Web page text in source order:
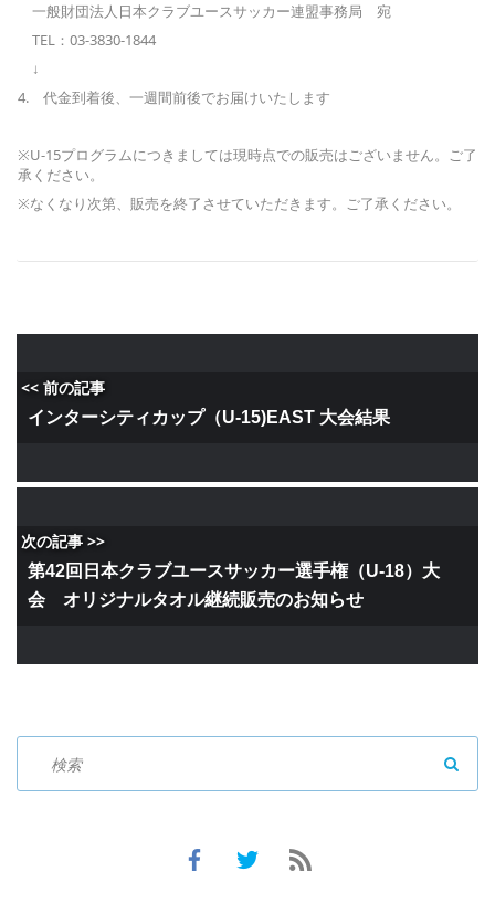
一般財団法人日本クラブユースサッカー連盟事務局 宛
TEL：03-3830-1844
↓
4. 代金到着後、一週間前後でお届けいたします
※U-15プログラムにつきましては現時点での販売はございません。ご了
承ください。
※なくなり次第、販売を終了させていただきます。ご了承ください。
<< 前の記事
インターシティカップ（U-15)EAST 大会結果
次の記事 >>
第42回日本クラブユースサッカー選手権（U-18）大
会 オリジナルタオル継続販売のお知らせ